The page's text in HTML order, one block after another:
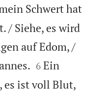
Schwert hat
/ Siehe, es wird
auf Edom, /


6 Ein
es ist voll Blut,